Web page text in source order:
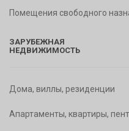
Помещения свободного
ЗАРУБЕЖНАЯ
НЕДВИЖИМОСТЬ
Дома, виллы, резиденции
Апартаменты, квартиры,